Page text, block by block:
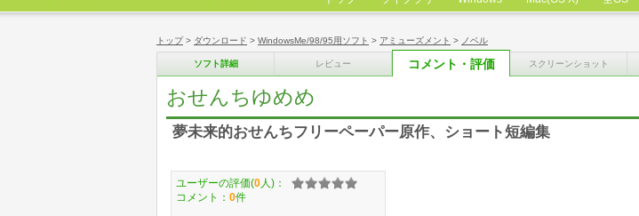
トップ> ダウンロード > WindowsMe/98/95用ソフト > アミューズメント > ノベル
ソフト詳細 レビュー コメント・評価 スクリーンショット
おせんちゆめめ
夢未来的おせんちフリーペーパー原作、ショート短編集
ユーザーの評価(0 人)：
コメント： 0件